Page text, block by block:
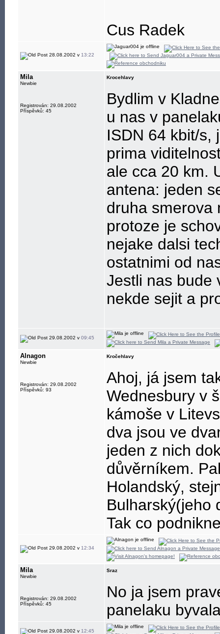
Cus Radek
28.08.2002 v 13:22
Mila
Newbie
Registrován: 29.08.2002
Příspěvků: 45
Krocehlavy
Bydlim v
u nas v
ISDN 64 kbit/s,
prima
ale cca 20 km.
antena: jeden
druha smerova
protoze je
nejake dalsi
ostatnimi od
Jestli nas bude
nekde sejit a
29.08.2002 v 09:45
Alnagon
Newbie
Registrován: 29.08.2002
Příspěvků: 93
Kročehlavy
Ahoj, já jsem
Wednesbury v
kámoše v
dva jsou ve
jeden z nich
důvěrníkem.
Holandský,
Bulharský(jeho
Tak co
29.08.2002 v 12:34
Mila
Newbie
Registrován: 29.08.2002
Příspěvků: 45
Sraz
No ja jsem
panelaku
29.08.2002 v 12:45